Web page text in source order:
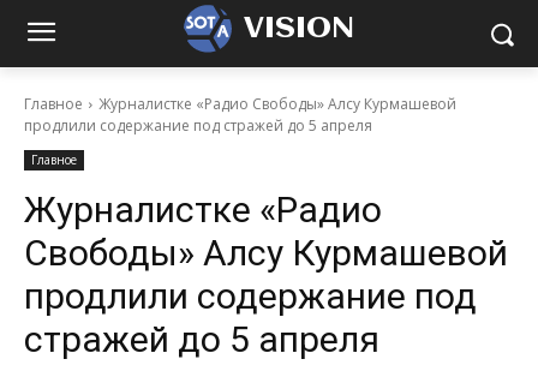
VISION
Главное
Журналистке «Радио Свободы» Алсу Курмашевой
продлили содержание под стражей до 5 апреля
Главное
Журналистке «Радио
Свободы» Алсу Курмашевой
продлили содержание под
стражей до 5 апреля